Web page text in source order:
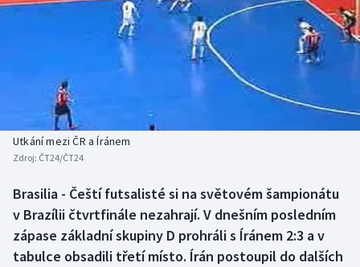
Baseball a softbal
Basketbal
Biatlon
Box
Curling
Historické návraty
Aplikace ČT sport
Utkání mezi ČR a Íránem
Zdroj: ČT24/ČT24
Brasilia - Čeští futsalisté si na světovém šampionátu
v Brazílii čtvrtfinále nezahrají. V dnešním posledním
zápase základní skupiny D prohráli s Íránem 2:3 a v
tabulce obsadili třetí místo. Írán postoupil do dalších